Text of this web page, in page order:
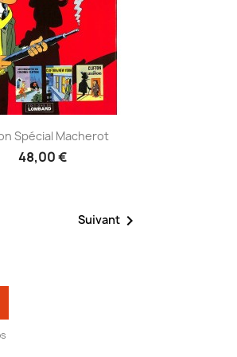
Aperçu rapide
Spécial Macherot
48,00 €
Suivant